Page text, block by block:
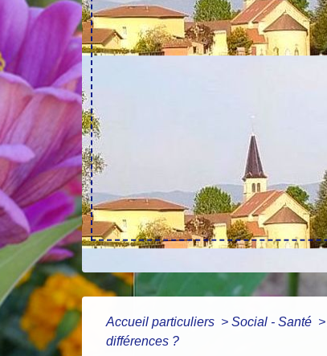
Accueil particuliers > Social - Santé >
différences ?